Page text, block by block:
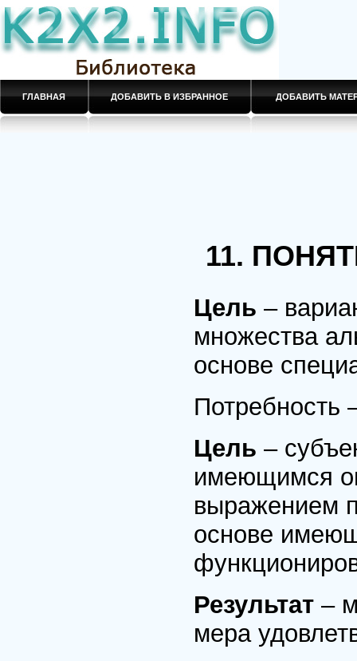
ГЛАВНАЯ ДОБАВИТЬ В ИЗБРАННОЕ ДОБАВИТЬ
11.
Цель –
множества
основе
Потребность
Цель –
имеющимся
выражением
основе
Результат –
мера